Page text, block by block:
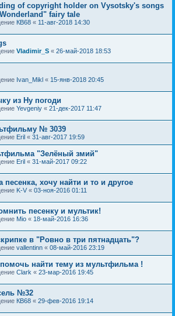
of copyright holder on Vysotsky's songs
fairy tale
КВ68 « 11-авг-2018 14:30
Vladimir_S « 26-май-2018 18:53
Ivan_Mikl « 15-янв-2018 20:45
из Ну погоди
Yevgeniy « 21-дек-2017 11:47
№ 3039
Eril « 31-авг-2017 19:59
"Зелёный змий"
Eril « 31-май-2017 09:22
хочу найти и то и другое
K-V « 03-ноя-2016 01:11
песенку и мультик!
Mio « 18-май-2016 16:36
в "Ровно в три пятнадцать"?
vallentinn « 08-май-2016 23:19
найти тему из мультфильма !
Clark « 23-мар-2016 19:45
№32
КВ68 « 29-фев-2016 19:14